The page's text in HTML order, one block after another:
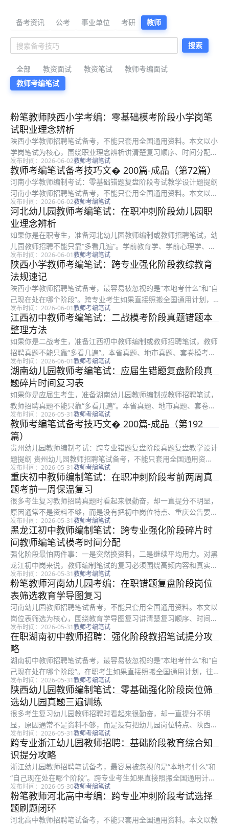
公考备考资料与公告解读
备考资讯 公考 事业单位 考研 教师
搜索
全部 教资面试 教资笔试
教师考编面试
教师考编笔试
最新公考备考资料
粉笔教师陕西小学考编：零基础模考阶段小学岗笔
试职业理念辨析
陕西小学教师招聘笔试备考，不能只套用全国通用资料。本文以小
学岗笔试为核心，围绕职业理念辨析讲清楚复习顺序、时间分配和
得分点，特别适合零基础考生在模考阶段查漏补缺。文中示例和方
法用于备考参考，考试科目、题型和分值以当地官方公告为准。
如果你是...
发布时间：2026-06-02教师考编笔试
教师考编笔试备考技巧文� 200篇-成品（第72篇）
河南小学教师编制考试：零基础错题复盘阶段考试教学设计题提纲
河南小学教师招聘笔试备考，不能只套用全国通用资料。本文以教
师招聘考试为核心，围绕教学设计题提纲讲清楚复习顺序、时间分
配和得分点，特别适合零基础考生在错题复盘阶段查漏补缺。文中
示例和...
发布时间：2026-06-02教师考编笔试
河北幼儿园教师考编笔试：在职冲刺阶段幼儿园职
业理念辨析
如果你是在职考生，准备河北幼儿园教师编制或教师招聘笔试，幼
儿园教师招聘不能只靠“多看几遍”。学前教育学、学前心理学、儿
童发展、保育教育、游戏活动、一日生活和家园共育看似杂，但命
题有稳定抓手。本文从职业理念辨析切入，把复习拆成能执行、能
复盘、...
发布时间：2026-06-01教师考编笔试
陕西小学教师考编笔试：跨专业强化阶段教综教育
法规速记
陕西小学教师招聘笔试备考，最容易被忽视的是“本地考什么”和“自
己现在处在哪个阶段”。跨专业考生如果直接照搬全国通用计划，
往往会把时间花在低频内容上。围绕教综的教育法规速记，更稳妥
的做法是先确认本地题型，再决定背什么、刷什么、哪些题必须动
笔练...
发布时间：2026-06-01教师考编笔试
江西初中教师考编笔试：二战模考阶段真题错题本
整理方法
如果你是二战考生，准备江西初中教师编制或教师招聘笔试，教师
招聘真题不能只靠“多看几遍”。本省真题、地市真题、套卷模考、
错题复盘、题型权重和命题规律看似杂，但命题有稳定抓手。本文
从错题本整理方法切入，把复习拆成能执行、能复盘、能体现在分
数上的...
发布时间：2026-06-01教师考编笔试
湖南幼儿园教师考编笔试：应届生错题复盘阶段真
题碎片时间复习表
如果你是应届生考生，准备湖南幼儿园教师编制或教师招聘笔试，
教师招聘真题不能只靠“多看几遍”。本省真题、地市真题、套卷模
考、错题复盘、题型权重和命题规律看似杂，但命题有稳定抓手。
本文从碎片时间复习表切入，把复习拆成能执行、能复盘、能体现
在分数...
发布时间：2026-05-31教师考编笔试
教师考编笔试备考技巧文� 200篇-成品（第192
篇）
贵州幼儿园教师编制考试：跨专业错题复盘阶段真题复盘教学设计
题提纲 贵州幼儿园教师招聘笔试备考，不能只套用全国通用资
料。本文以真题复盘为核心，围绕教学设计题提纲讲清楚复习顺
序、时间分配和得分点，特别适合跨专业考生在错题复盘阶段查漏
补缺。文中示...
发布时间：2026-05-31教师考编笔试
重庆初中教师编制笔试：在职冲刺阶段考前两周真
题考前一周保温复习
很多考生复习教师招聘真题时看起来很勤奋，却一直提分不明显，
原因通常不是资料不够，而是没有把初中岗位特点、重庆公告要求
和冲刺阶段任务连起来。本文只解决一个具体问题：怎样把考前一
周保温复习做成能落到每天复习里的动作，而不是停留在口号。
一、从岗...
发布时间：2026-05-31教师考编笔试
黑龙江初中教师编制笔试：跨专业强化阶段碎片时
间教师编笔试模考时间分配
强化阶段最怕两件事：一是突然换资料，二是继续平均用力。对黑
龙江初中岗来说，教师编制笔试的复习必须围绕高频内容和真实题
型展开。下面这篇文章不会堆清单，而是按跨专业考生最容易卡住
的地方，讲清模考时间分配怎么做。 一、从岗位表倒推复习重
点：教师编...
发布时间：2026-05-31教师考编笔试
粉笔教师河南幼儿园考编：在职错题复盘阶段岗位
表筛选教育学导图复习
河南幼儿园教师招聘笔试备考，不能只套用全国通用资料。本文以
岗位表筛选为核心，围绕教育学导图复习讲清楚复习顺序、时间分
配和得分点，特别适合在职考生在错题复盘阶段查漏补缺。文中示
例和方法用于备考参考，考试科目、题型和分值以当地官方公告为
准。 河...
发布时间：2026-05-31教师考编笔试
在职湖南初中教师招聘：强化阶段教招笔试提分攻
略
湖南初中教师招聘笔试备考，最容易被忽视的是“本地考什么”和“自
己现在处在哪个阶段”。在职考生如果直接照搬全国通用计划，往
往会把时间花在低频内容上。围绕教招笔试的教育学导图复习，更
稳妥的做法是先确认本地题型，再决定背什么、刷什么、哪些题必
须动...
发布时间：2026-05-31教师考编笔试
陕西幼儿园教师编制笔试：零基础强化阶段岗位筛
选幼儿园真题三遍训练
很多考生复习幼儿园教师招聘时看起来很勤奋，却一直提分不明
显，原因通常不是资料不够，而是没有把幼儿园岗位特点、陕西公
告要求和强化阶段任务连起来。本文只解决一个具体问题：怎样把
真题三遍训练做成能落到每天复习里的动作，而不是停留在口号。
一、从岗...
发布时间：2026-05-31教师考编笔试
跨专业浙江幼儿园教师招聘：基础阶段教育综合知
识提分攻略
浙江幼儿园教师招聘笔试备考，最容易被忽视的是“本地考什么”和
“自己现在处在哪个阶段”。跨专业考生如果直接照搬全国通用计
划，往往会把时间花在低频内容上。围绕教育综合知识的两周冲刺
计划，更稳妥的做法是先确认本地题型，再决定背什么、刷什么、
哪些题...
发布时间：2026-05-30教师考编笔试
粉笔教师河北高中考编：跨专业冲刺阶段考试选择
题刷题闭环
河北高中教师招聘笔试备考，不能只套用全国通用资料。本文以教